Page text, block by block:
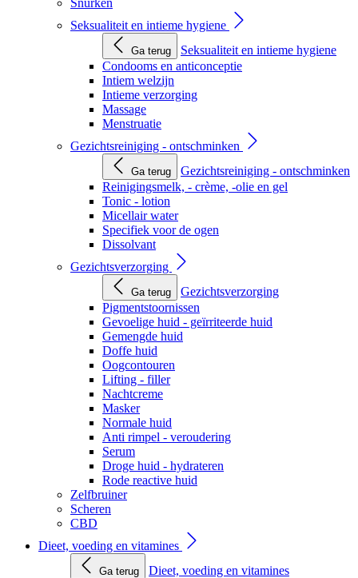
Snurken
Seksualiteit en intieme hygiene
Ga terug
Seksualiteit en intieme hygiene
Condooms en anticonceptie
Intiem welzijn
Intieme verzorging
Massage
Menstruatie
Gezichtsreiniging - ontschminken
Ga terug
Gezichtsreiniging - ontschminken
Reinigingsmelk, - crème, -olie en gel
Tonic - lotion
Micellair water
Specifiek voor de ogen
Dissolvant
Gezichtsverzorging
Ga terug
Gezichtsverzorging
Pigmentstoornissen
Gevoelige huid - geïrriteerde huid
Gemengde huid
Doffe huid
Oogcontouren
Lifting - filler
Nachtcreme
Masker
Normale huid
Anti rimpel - veroudering
Serum
Droge huid - hydrateren
Rode reactive huid
Zelfbruiner
Scheren
CBD
Dieet, voeding en vitamines
Ga terug
Dieet, voeding en vitamines